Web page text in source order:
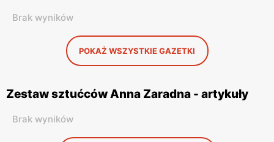
Brak wyników
POKAŻ WSZYSTKIE GAZETKI
Zestaw sztućców Anna Zaradna - artykuły
Brak wyników